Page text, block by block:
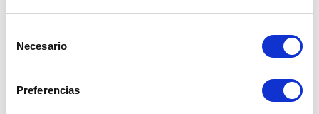
Necesario
Preferencias
ReferenciaPC-002
<